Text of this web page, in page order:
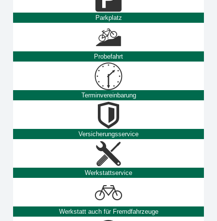
Parkplatz
Probefahrt
Terminvereinbarung
Versicherungsservice
Werkstattservice
Werkstatt auch für Fremdfahrzeuge